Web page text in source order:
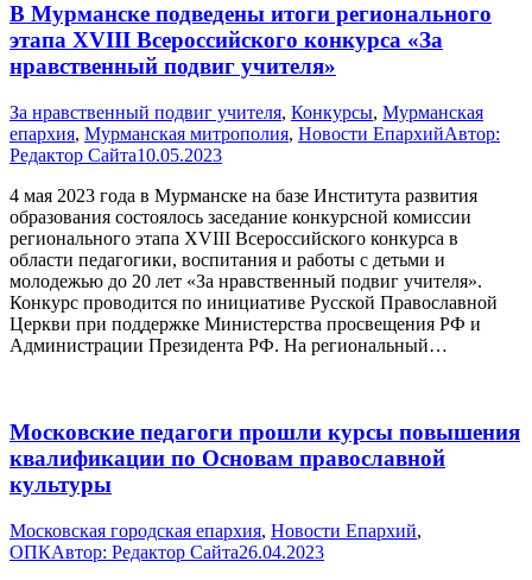
В Мурманcке подведены итоги регионального
этапа XVIII Всероссийского конкурса «За
нравственный подвиг учителя»
За нравственный подвиг учителя, Конкурсы, Мурманская
епархия, Мурманская митрополия, Новости ЕпархийАвтор:
Редактор Сайта10.05.2023
4 мая 2023 года в Мурманске на базе Института развития
образования состоялось заседание конкурсной комиссии
регионального этапа XVIII Всероссийского конкурса в
области педагогики, воспитания и работы с детьми и
молодежью до 20 лет «За нравственный подвиг учителя».
Конкурс проводится по инициативе Русской Православной
Церкви при поддержке Министерства просвещения РФ и
Администрации Президента РФ. На региональный…
Московские педагоги прошли курсы повышения
квалификации по Основам православной
культуры
Московская городская епархия, Новости Епархий,
ОПКАвтор: Редактор Сайта26.04.2023